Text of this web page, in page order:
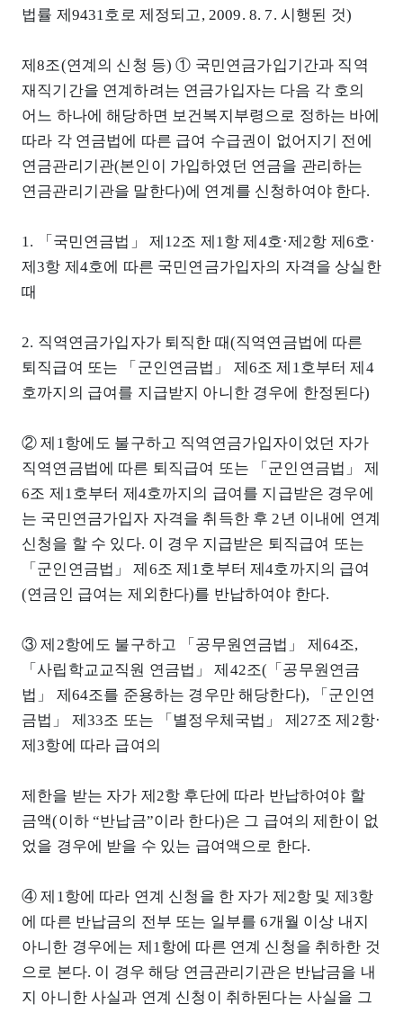
법률 제9431호로 제정되고, 2009. 8. 7. 시행된 것)
제8조(연계의 신청 등) ① 국민연금가입기간과 직역
재직기간을 연계하려는 연금가입자는 다음 각 호의
어느 하나에 해당하면 보건복지부령으로 정하는 바에
따라 각 연금법에 따른 급여 수급권이 없어지기 전에
연금관리기관(본인이 가입하였던 연금을 관리하는
연금관리기관을 말한다)에 연계를 신청하여야 한다.
1. 「국민연금법」 제12조 제1항 제4호·제2항 제6호·
제3항 제4호에 따른 국민연금가입자의 자격을 상실한
때
2. 직역연금가입자가 퇴직한 때(직역연금법에 따른
퇴직급여 또는 「군인연금법」 제6조 제1호부터 제4
호까지의 급여를 지급받지 아니한 경우에 한정된다)
② 제1항에도 불구하고 직역연금가입자이었던 자가
직역연금법에 따른 퇴직급여 또는 「군인연금법」 제
6조 제1호부터 제4호까지의 급여를 지급받은 경우에
는 국민연금가입자 자격을 취득한 후 2년 이내에 연계
신청을 할 수 있다. 이 경우 지급받은 퇴직급여 또는
「군인연금법」 제6조 제1호부터 제4호까지의 급여
(연금인 급여는 제외한다)를 반납하여야 한다.
③ 제2항에도 불구하고 「공무원연금법」 제64조,
「사립학교교직원 연금법」 제42조(「공무원연금
법」 제64조를 준용하는 경우만 해당한다), 「군인연
금법」 제33조 또는 「별정우체국법」 제27조 제2항·
제3항에 따라 급여의
제한을 받는 자가 제2항 후단에 따라 반납하여야 할
금액(이하 “반납금”이라 한다)은 그 급여의 제한이 없
었을 경우에 받을 수 있는 급여액으로 한다.
④ 제1항에 따라 연계 신청을 한 자가 제2항 및 제3항
에 따른 반납금의 전부 또는 일부를 6개월 이상 내지
아니한 경우에는 제1항에 따른 연계 신청을 취하한 것
으로 본다. 이 경우 해당 연금관리기관은 반납금을 내
지 아니한 사실과 연계 신청이 취하된다는 사실을 그